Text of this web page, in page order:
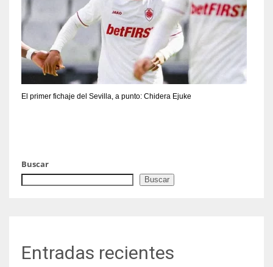
El primer fichaje del Sevilla, a punto: Chidera Ejuke
Buscar
Buscar
Entradas recientes